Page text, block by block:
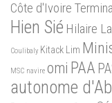
Côte d'Ivoire Terminal
Hien Sié Hilaire
Coulibaly Kitack Lim
MSC navire omi PAA
autonome